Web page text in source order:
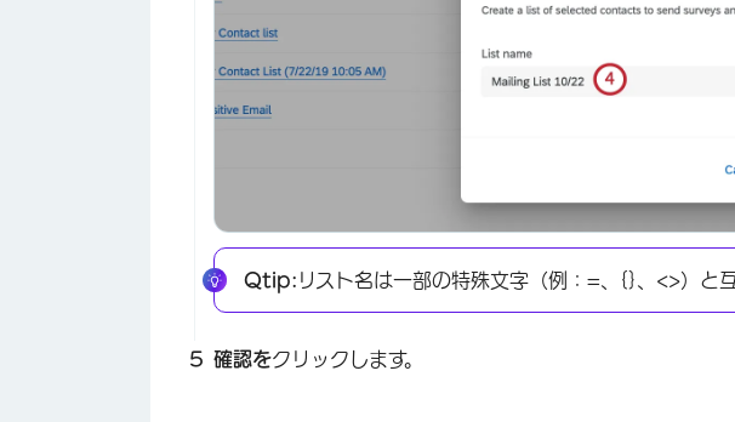
Qtip: リスト名は一部の特殊文字（例：=、{}、<>）と
確認をクリックします。